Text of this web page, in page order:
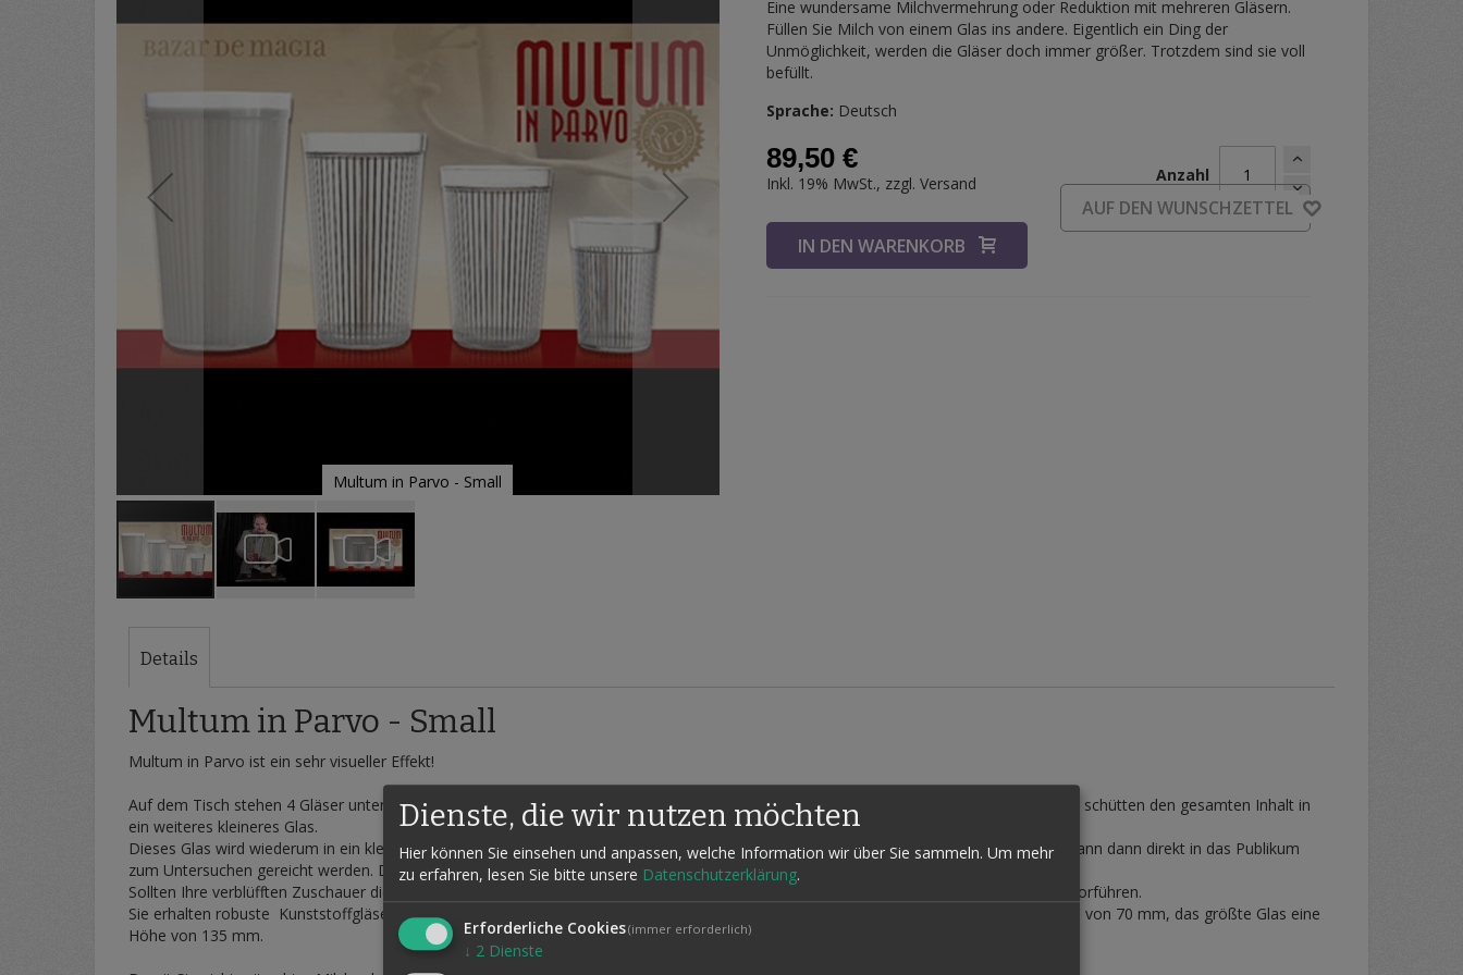
Multum in Parvo - Small
Eine wundersame Milchvermehrung oder Reduktion mit mehreren Gläsern.
Füllen Sie Milch von einem Glas ins andere. Eigentlich ein Ding der
Unmöglichkeit, werden die Gläser doch immer größer. Trotzdem sind sie voll
befüllt.
Sprache: Deutsch
89,50 €
Inkl. 19% MwSt., zzgl.Versand Anzahl
IN DEN WARENKORB
AUF DEN WUNSCHZETTEL
Details
Multum in Parvo - Small
Multum in Parvo ist ein sehr visueller Effekt!
Auf dem Tisch stehen 4 Gläser unterschiedlicher Größe! Das größte Glas ist bis zum Rand mit Milch gefüllt. Sie nehmen dieses Glas und schütten den gesamten Inhalt in
ein weiteres kleineres Glas.
Dieses Glas wird wiederum in ein kleineres geschüttet und dieser Vorgang noch ein weiteres Mal wiederholt. Das letzte, kleinste Glas kann dann direkt in das Publikum
zum Untersuchen gereicht werden. Die Milch scheint sich zum großen Teil in Luft aufgelöst zu haben.
Sollten Ihre verblüfften Zuschauer die Milch nicht ausgetrunken haben, können Sie das ganze auch wieder in die umgekehrte Richtung vorführen.
Sie erhalten robuste Kunststoffgläser, die dieses Wunder möglich machen sowie die genaue Anleitung. Das kleinste Glas hat eine Höhe von 70 mm, das größte Glas eine
Höhe von 135 mm.
Dienste, die wir nutzen möchten
Hier können Sie einsehen und anpassen, welche Information wir über Sie sammeln. Um mehr
zu erfahren, lesen Sie bitte unsere Datenschutzerklärung.
Erforderliche Cookies(immer erforderlich)
↓ 2 Dienste